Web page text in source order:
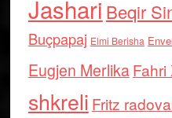
Jashari Beqir
Buçpapaj Elmi Berisha
Eugjen MerlikaFahri
shkreli Fritz